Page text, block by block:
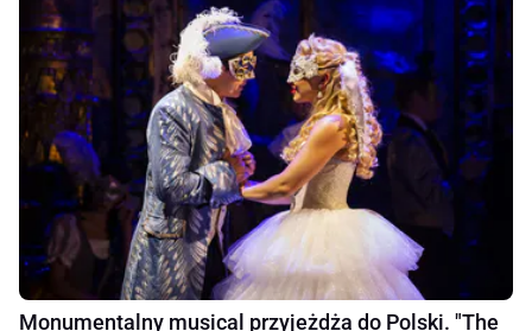
Monumentalny musical przyjeżdża do Polski. "The